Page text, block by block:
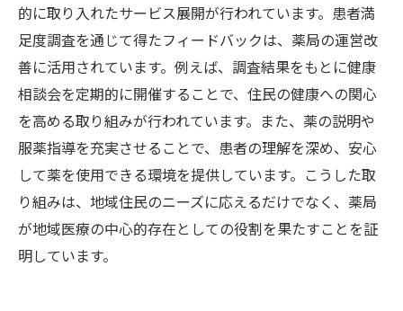
的に取り入れたサービス展開が行われています。患者満
足度調査を通じて得たフィードバックは、薬局の運営改
善に活用されています。例えば、調査結果をもとに健康
相談会を定期的に開催することで、住民の健康への関心
を高める取り組みが行われています。また、薬の説明や
服薬指導を充実させることで、患者の理解を深め、安心
して薬を使用できる環境を提供しています。こうした取
り組みは、地域住民のニーズに応えるだけでなく、薬局
が地域医療の中心的存在としての役割を果たすことを証
明しています。